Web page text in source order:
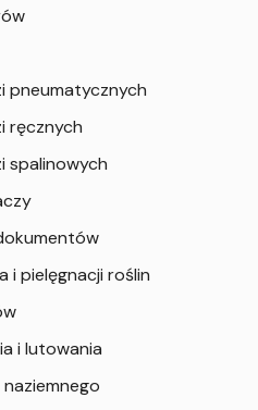
pneumatycznych
ręcznych
spalinowych
i pielęgnacji roślin
i lutowania